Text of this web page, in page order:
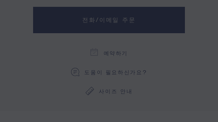
전화/이메일 주문
예약하기
도움이 필요하신가요?
사이즈 안내